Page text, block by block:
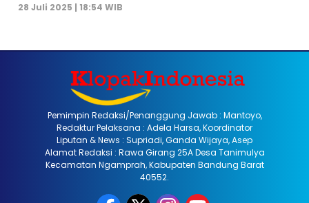
28 Juli 2025 | 18:54 WIB
Pemimpin Redaksi/Penanggung Jawab : Mantoyo,
Redaktur Pelaksana : Adela Harsa, Koordinator
Liputan & News : Supriadi, Ganda Wijaya, Asep
Alamat Redaksi : Rawa Girang 25A Desa Tanimulya
Kecamatan Ngamprah, Kabupaten Bandung Barat
40552.